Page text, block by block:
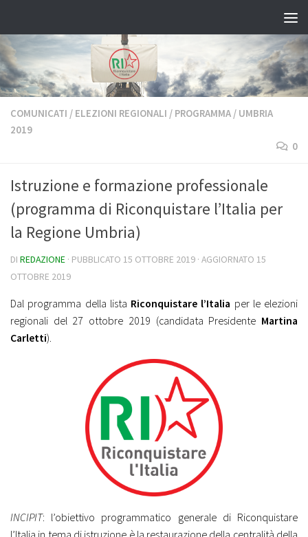
COMUNICATI / ELEZIONI REGIONALI / PROGRAMMA / UMBRIA
2019
0
Istruzione e formazione professionale
(programma di Riconquistare l’Italia per
la Regione Umbria)
DI REDAZIONE · PUBBLICATO 15 OTTOBRE 2019 · AGGIORNATO 15
OTTOBRE 2019
Dal programma della lista Riconquistare l’Italia per le elezioni
regionali del 27 ottobre 2019 (candidata Presidente Martina
Carletti).
INCIPIT: l’obiettivo programmatico generale di Riconquistare
l’Italia in tema di istruzione è la restaurazione della centralità della